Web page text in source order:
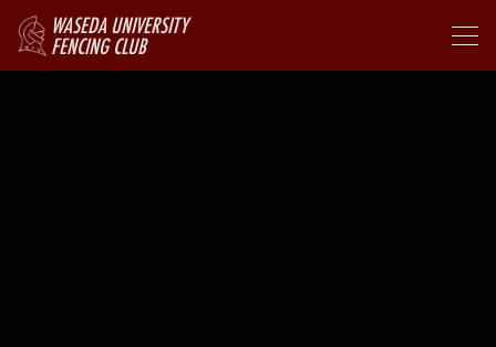
WASEDA UNIVERSITY
FENCING CLUB